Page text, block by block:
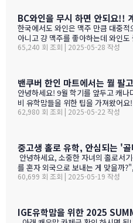
ent TuitionCanadian
Non-Resident Canadian
nts$99,500
한국에서도 와인은 맥주 만큼 대중
아니고 걍 맥주를 좋아하는데 와인
와인을 이것 저것 10년넘게 먹다 보
나가 술을 마트,편의점에서 팔지 않
어 스토어만 가야 살수 있다는 것이
을 한번 알아볼게요. GPT가 정리 해
어떤 와인이 있나? 아래 사진으로 함 보세요.ㅎㅎ
파는 한국 소주 종류와 가격도 함 보
0-15 % 길고, 일교차가 커 산도가
향이 …
65,240 회 조회 | 2025-05-28 작성
안녕하세요! 9월 학기를 앞두고 캐나
비 유학맘들을 위한 팁을 가져왔어
미 익숙한 정보일 수도 있지만, 처음
하지만, 밴쿠버 지역에서는 한남마트
ㅋ)사진들을 보시면서 가격대와 어
보세요!특히 주목할 점은 전기밥솥
전압이 달라서 사용할 수 없어서 어쩔
야 하는 것중 하나 일수 있죠? 하기는 요새는 워낙 밥들을 먹지 않다
62,980 회 조회 | 2025-05-22 작성
를 혼자 외국으로 보내는 게 맞을까
시는 교육환경이 부족할까?" 이런 고
록스 존이란 '너무 크지도 작지도 않
이 혼자 유학가기에 캠룹스가 딱 맞는
60,699 회 조회 | 2025-05-19 작성